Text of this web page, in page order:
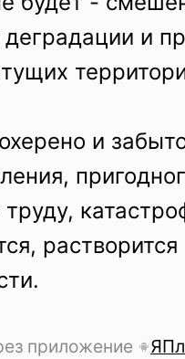
деградации и
и
приложение